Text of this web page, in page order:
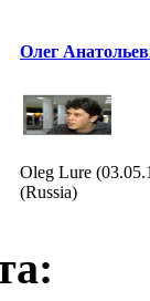
Олег
Oleg Lure
(Russia)